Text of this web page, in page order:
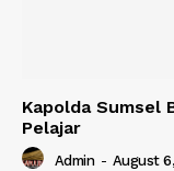
Kapolda Sumsel
Pelajar
Admin - August